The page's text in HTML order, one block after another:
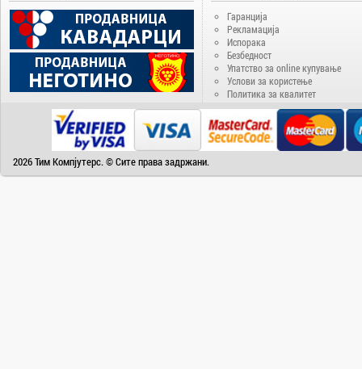
Delux
Denver
Disney
Doogee
DVB-T2
Electra
Гаранција
Рекламација
Испорака
Безбедност
Упатство за online купување
Услови за користење
Политика за квалитет
2026 Тим Компјутерс. © Сите права задржани.